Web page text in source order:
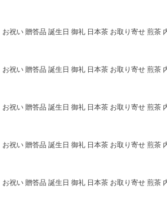
祝い 贈答品 誕生日 御礼 日本茶 お取り寄せ 煎
祝い 贈答品 誕生日 御礼 日本茶 お取り寄せ 煎
祝い 贈答品 誕生日 御礼 日本茶 お取り寄せ 煎
祝い 贈答品 誕生日 御礼 日本茶 お取り寄せ 煎
祝い 贈答品 誕生日 御礼 日本茶 お取り寄せ 煎